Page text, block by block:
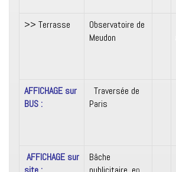
>> Terrasse
Observatoire de
Meudon
AFFICHAGE sur
BUS :
Traversée de
Paris
AFFICHAGE sur
Bâche